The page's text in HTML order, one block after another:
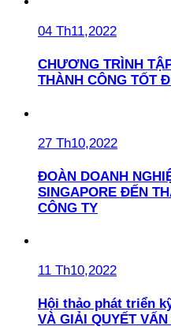
04 Th11,2022
CHƯƠNG TRÌNH
THÀNH CÔNG TỐT
27 Th10,2022
ĐOÀN DOANH
SINGAPORE ĐẾN
CÔNG TY
11 Th10,2022
Hội thảo phát triển
VÀ GIẢI QUYẾT